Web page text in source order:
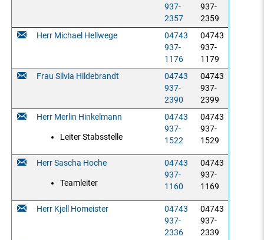
937-
2357
937-
2359
Herr Michael Hellwege
04743
937-
1176
04743
937-
1179
Frau Silvia Hildebrandt
04743
937-
2390
04743
937-
2399
Herr Merlin Hinkelmann
Leiter Stabsstelle
04743
937-
1522
04743
937-
1529
Herr Sascha Hoche
Teamleiter
04743
937-
1160
04743
937-
1169
Herr Kjell Homeister
04743
937-
2336
04743
937-
2339